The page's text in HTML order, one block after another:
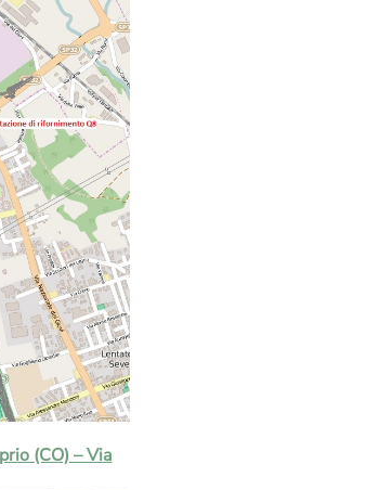
(CO) – Via